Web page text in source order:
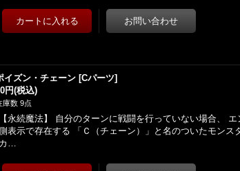
イズン・チェーン [Cパーツ]
円(税込)
庫数 9点
【永続魔法】 自分のターンに戦闘を行っていない場合、
表示で存在する 「Ｃ（チェーン）」と名のついたモンス
カ…